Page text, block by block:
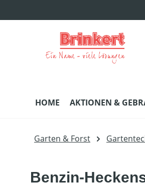
HOME AKTIONEN &
Garten & Forst
Benzin-